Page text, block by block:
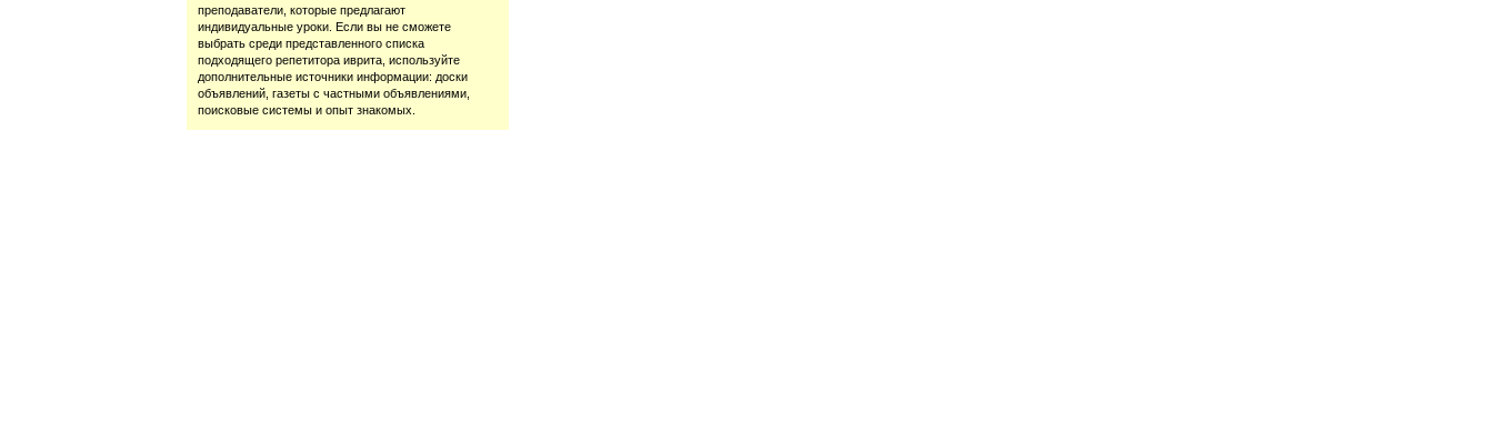
преподаватели, которые предлагают
индивидуальные уроки. Если вы не сможете
выбрать среди представленного списка
подходящего репетитора иврита, используйте
дополнительные источники информации: доски
объявлений, газеты с частными объявлениями,
поисковые системы и опыт знакомых.